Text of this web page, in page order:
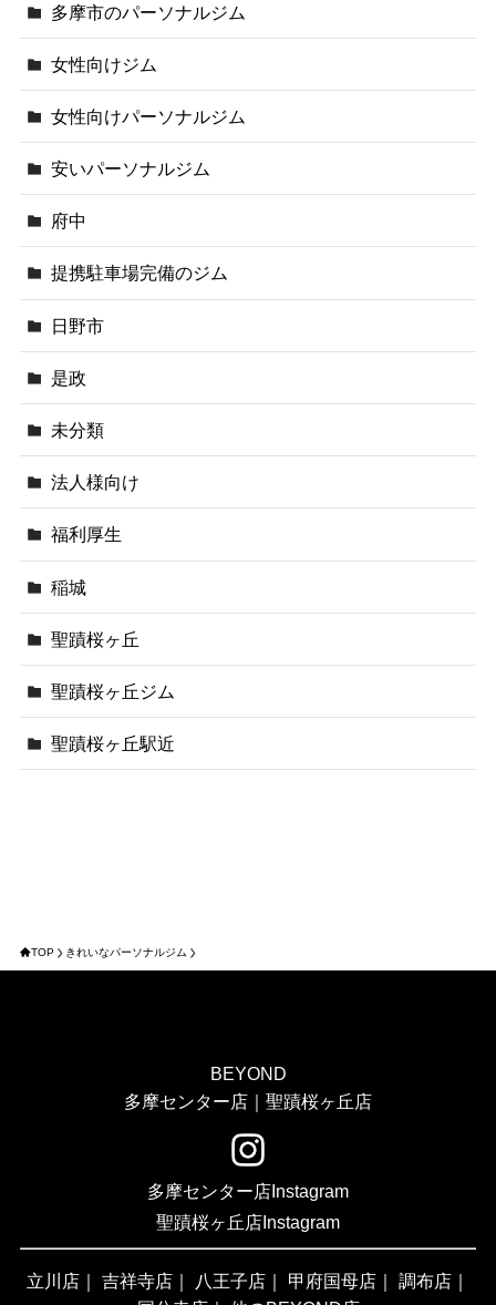
多摩市のパーソナルジム
女性向けジム
女性向けパーソナルジム
安いパーソナルジム
府中
提携駐車場完備のジム
日野市
是政
未分類
法人様向け
福利厚生
稲城
聖蹟桜ヶ丘
聖蹟桜ヶ丘ジム
聖蹟桜ヶ丘駅近
TOP きれいなパーソナルジム
BEYOND
多摩センター店｜聖蹟桜ヶ丘店
多摩センター店Instagram
聖蹟桜ヶ丘店Instagram
立川店 ｜ 吉祥寺店 ｜ 八王子店 ｜ 甲府国母店 ｜ 調布店 ｜